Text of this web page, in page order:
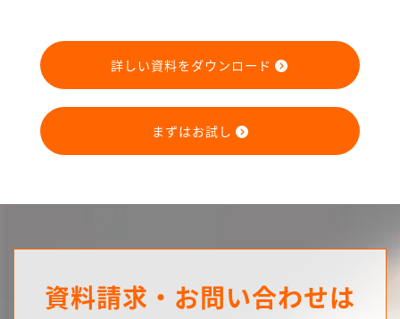
詳しい資料をダウンロード
まずはお試し
資料請求・お問い合わせは